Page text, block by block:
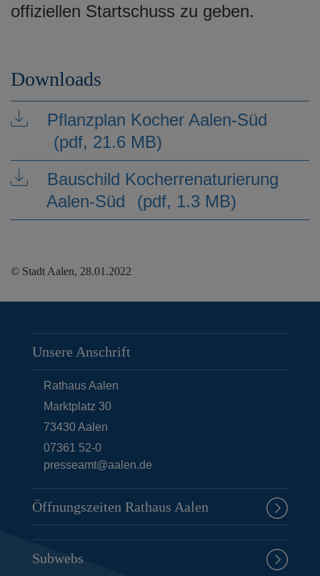
offiziellen Startschuss zu geben.
Downloads
Pflanzplan Kocher Aalen-Süd
(pdf, 21.6 MB)
Bauschild Kocherrenaturierung
Aalen-Süd
(pdf, 1.3 MB)
© Stadt Aalen, 28.01.2022
Unsere Anschrift
Rathaus Aalen
Marktplatz 30
73430Aalen
07361 52-0
presseamt@aalen.de
Öffnungszeiten Rathaus Aalen
Subwebs